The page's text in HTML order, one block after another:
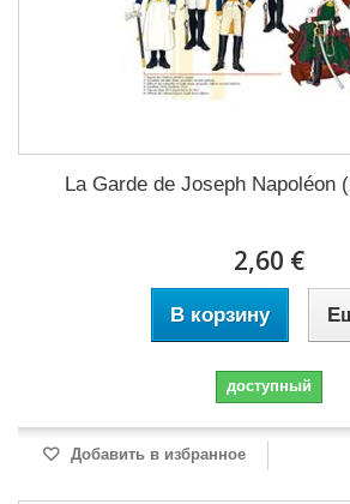
La Garde de Joseph Napoléon
2,60 €
В корзину
доступный
Добавить в избранное